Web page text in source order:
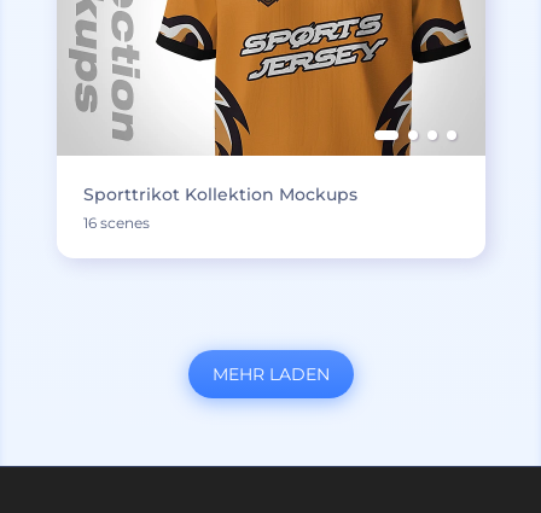
Sporttrikot Kollektion Mockups
16 scenes
MEHR LADEN